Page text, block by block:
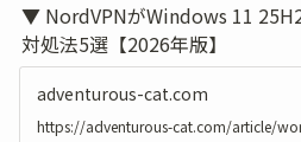
▼ NordVPNがWindows 11
対処法5選【2026年版】
adventurous-cat.com